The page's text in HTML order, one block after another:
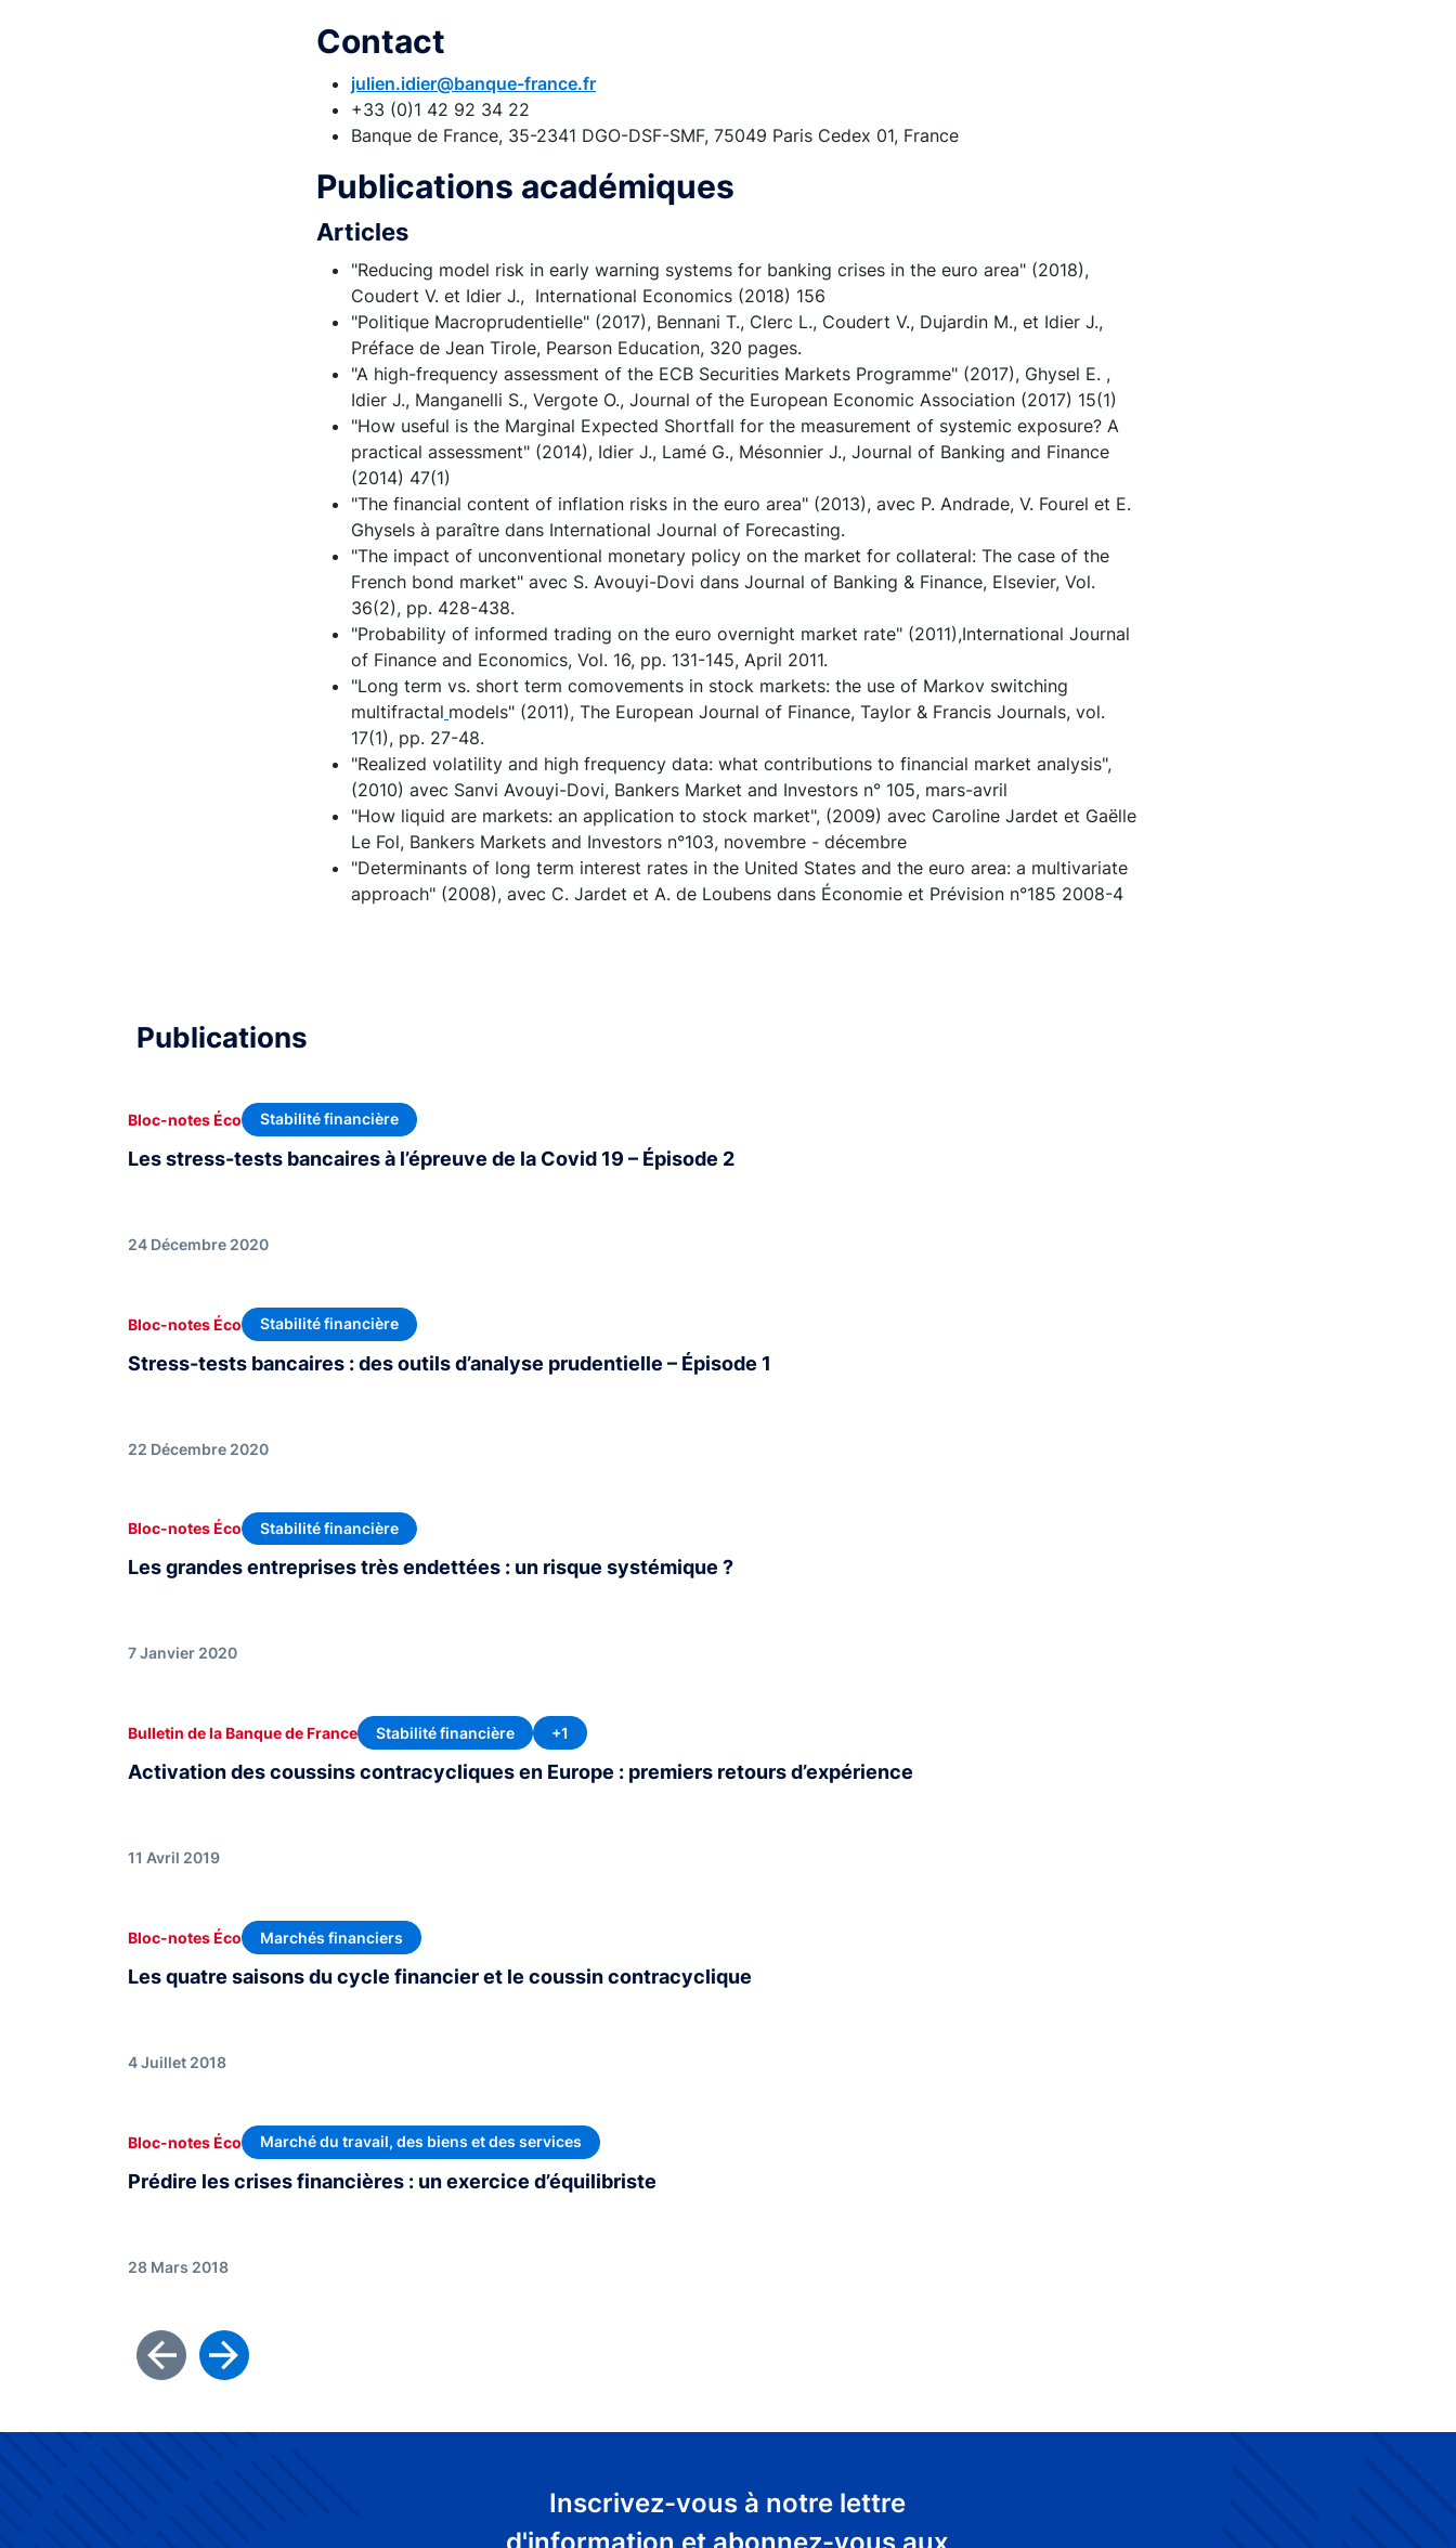
Contact
julien.idier@banque-france.fr
+33 (0)1 42 92 34 22
Banque de France, 35-2341 DGO-DSF-SMF, 75049 Paris Cedex 01, France
Publications académiques
Articles
"Reducing model risk in early warning systems for banking crises in the euro area" (2018),
Coudert V. et Idier J., International Economics (2018) 156
"Politique Macroprudentielle" (2017), Bennani T., Clerc L., Coudert V., Dujardin M., et Idier J.,
Préface de Jean Tirole, Pearson Education, 320 pages.
"A high-frequency assessment of the ECB Securities Markets Programme" (2017), Ghysel E. ,
Idier J., Manganelli S., Vergote O., Journal of the European Economic Association (2017) 15(1)
"How useful is the Marginal Expected Shortfall for the measurement of systemic exposure? A
practical assessment" (2014), Idier J., Lamé G., Mésonnier J., Journal of Banking and Finance
(2014) 47(1)
"The financial content of inflation risks in the euro area" (2013), avec P. Andrade, V. Fourel et E.
Ghysels à paraître dans International Journal of Forecasting.
"The impact of unconventional monetary policy on the market for collateral: The case of the
French bond market" avec S. Avouyi-Dovi dans Journal of Banking & Finance, Elsevier, Vol.
36(2), pp. 428-438.
"Probability of informed trading on the euro overnight market rate" (2011),International Journal
of Finance and Economics, Vol. 16, pp. 131-145, April 2011.
"Long term vs. short term comovements in stock markets: the use of Markov switching
multifractal models" (2011), The European Journal of Finance, Taylor & Francis Journals, vol.
17(1), pp. 27-48.
"Realized volatility and high frequency data: what contributions to financial market analysis",
(2010) avec Sanvi Avouyi-Dovi, Bankers Market and Investors n° 105, mars-avril
"How liquid are markets: an application to stock market", (2009) avec Caroline Jardet et Gaëlle
Le Fol, Bankers Markets and Investors n°103, novembre - décembre
"Determinants of long term interest rates in the United States and the euro area: a multivariate
approach" (2008), avec C. Jardet et A. de Loubens dans Économie et Prévision n°185 2008-4
Publications
Les stress-tests bancaires à l’épreuve de la Covid 19 – Épisode 2
Bloc-notes Éco Stabilité financière
24 Décembre 2020
Stress-tests bancaires : des outils d’analyse prudentielle – Épisode 1
Bloc-notes Éco Stabilité financière
22 Décembre 2020
Les grandes entreprises très endettées : un risque systémique ?
Bloc-notes Éco Stabilité financière
7 Janvier 2020
Activation des coussins contracycliques en Europe : premiers retours d’expérience
Bulletin de la Banque de France Stabilité financière +1
11 Avril 2019
Les quatre saisons du cycle financier et le coussin contracyclique
Bloc-notes Éco Marchés financiers
4 Juillet 2018
Prédire les crises financières : un exercice d’équilibriste
Bloc-notes Éco Marché du travail, des biens et des services
28 Mars 2018
Inscrivez-vous à notre lettre
d'information et abonnez-vous aux